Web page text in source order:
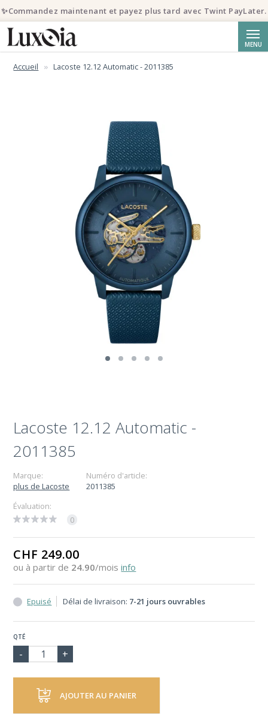
MENU
Accueil Lacoste 12.12 Automatic - 2011385
Lacoste 12.12 Automatic -
2011385
Marque:
plus de Lacoste
Numéro d'article:
2011385
Évaluation:
0
CHF 249.00
ou à partir de 24.90/mois info
Epuisé Délai de livraison: 7-21 jours ouvrables
QTÉ
AJOUTER AU PANIER
✨Commandez maintenant et payez plus tard avec Twint PayLater.